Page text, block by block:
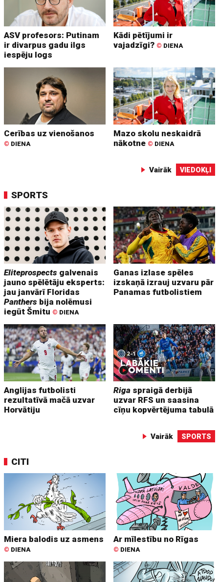
ASV profesors: Putinam
ir divarpus gadu ilgs
iespēju logs
Kādi pētījumi ir
vajadzīgi? © DIENA
Cerības uz vienošanos
© DIENA
Mazo skolu neskaidrā
nākotne © DIENA
Vairāk VIEDOKĻI
SPORTS
Eliteprospects galvenais
jauno spēlētāju eksperts:
jau janvārī Floridas
Panthers bija nolēmusi
iegūt Šmitu © DIENA
Ganas izlase spēles
izskaņā izrauj uzvaru pār
Panamas futbolistiem
Anglijas futbolisti
rezultatīvā mačā uzvar
Horvātiju
Riga spraigā derbijā
uzvar RFS un saasina
cīņu kopvērtējuma tabulā
Vairāk SPORTS
CITI
Miera balodis uz asmens
© DIENA
Ar mīlestību no Rīgas
© DIENA